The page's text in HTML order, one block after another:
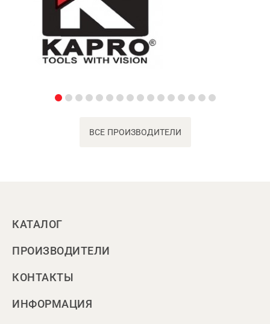
ВСЕ ПРОИЗВОДИТЕЛИ
КАТАЛОГ
ПРОИЗВОДИТЕЛИ
КОНТАКТЫ
ИНФОРМАЦИЯ